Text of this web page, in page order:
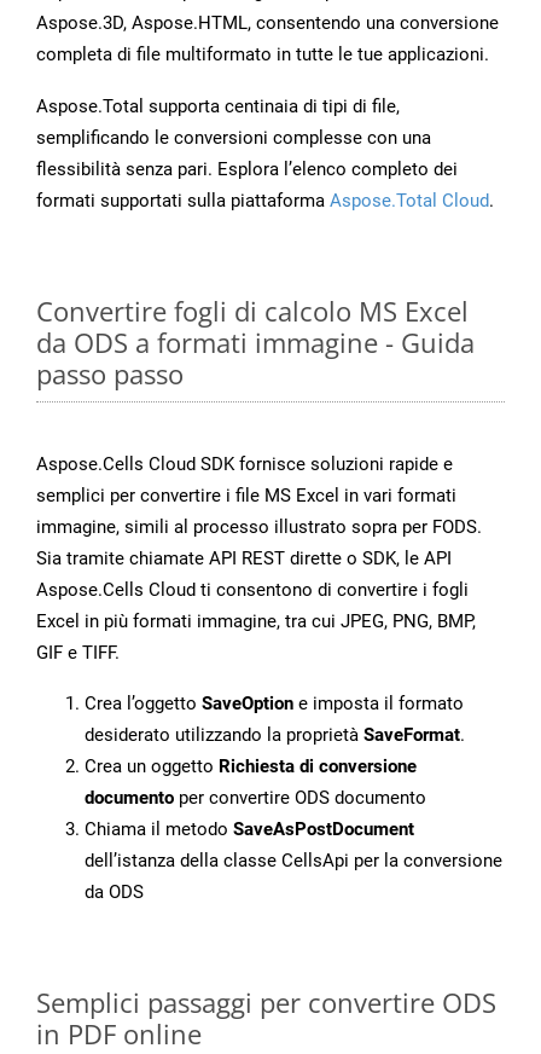
Aspose.3D, Aspose.HTML, consentendo una conversione
completa di file multiformato in tutte le tue applicazioni.
Aspose.Total supporta centinaia di tipi di file,
semplificando le conversioni complesse con una
flessibilità senza pari. Esplora l’elenco completo dei
formati supportati sulla piattaforma Aspose.Total Cloud.
Convertire fogli di calcolo MS Excel
da ODS a formati immagine - Guida
passo passo
Aspose.Cells Cloud SDK fornisce soluzioni rapide e
semplici per convertire i file MS Excel in vari formati
immagine, simili al processo illustrato sopra per FODS.
Sia tramite chiamate API REST dirette o SDK, le API
Aspose.Cells Cloud ti consentono di convertire i fogli
Excel in più formati immagine, tra cui JPEG, PNG, BMP,
GIF e TIFF.
Crea l’oggetto SaveOption e imposta il formato
desiderato utilizzando la proprietà SaveFormat.
Crea un oggetto Richiesta di conversione
documento per convertire ODS documento
Chiama il metodo SaveAsPostDocument
dell’istanza della classe CellsApi per la conversione
da ODS
Semplici passaggi per convertire ODS
in PDF online